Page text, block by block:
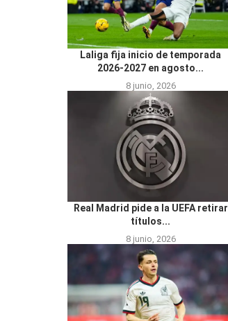
Laliga fija inicio de temporada
2026-2027 en agosto...
8 junio, 2026
Real Madrid pide a la UEFA retirar
títulos...
8 junio, 2026